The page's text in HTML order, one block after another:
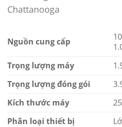
Chattanooga
Nguồn cung cấp
Trọng lượng máy
Trọng lượng đóng gói
Kích thước máy
Phân loại thiết bị